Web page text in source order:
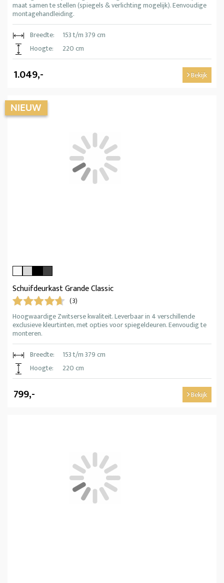
maat samen te stellen (spiegels & verlichting mogelijk). Eenvoudige
montagehandleiding.
Breedte:
153 t/m 379 cm
Hoogte:
220 cm
1.049,- Bekijk
Schuifdeurkast Grande Classic
(3)
Hoogwaardige Zwitserse kwaliteit. Leverbaar in 4 verschillende
exclusieve kleurtinten, met opties voor spiegeldeuren. Eenvoudig te
monteren.
Breedte:
153 t/m 379 cm
Hoogte:
220 cm
799,- Bekijk